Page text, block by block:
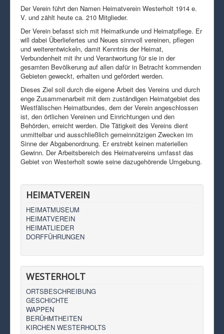
Der Verein führt den Namen Heimatverein Westerholt 1914 e.
V. und zählt heute ca. 210 Mitglieder.
Der Verein befasst sich mit Heimatkunde und Heimatpflege. Er
will dabei Überliefertes und Neues sinnvoll vereinen, pflegen
und weiterentwickeln, damit Kenntnis der Heimat,
Verbundenheit mit ihr und Verantwortung für sie in der
gesamten Bevölkerung auf allen dafür in Betracht kommenden
Gebieten geweckt, erhalten und gefördert werden.
Dieses Ziel soll durch die eigene Arbeit des Vereins und durch
enge Zusammenarbeit mit dem zuständigen Heimatgebiet des
Westfälischen Heimatbundes, dem der Verein angeschlossen
ist, den örtlichen Vereinen und Einrichtungen und den
Behörden, erreicht werden. Die Tätigkeit des Vereins dient
unmittelbar und ausschließlich gemeinnützigen Zwecken im
Sinne der Abgabenordnung. Er erstrebt keinen materiellen
Gewinn. Der Arbeitsbereich des Heimatvereins umfasst das
Gebiet von Westerholt sowie seine dazugehörende Umgebung.
HEIMATVEREIN
HEIMATMUSEUM
HEIMATVEREIN
HEIMATLIEDER
DORFFÜHRUNGEN
WESTERHOLT
ORTSBESCHREIBUNG
GESCHICHTE
WAPPEN
BERÜHMTHEITEN
KIRCHEN WESTERHOLTS